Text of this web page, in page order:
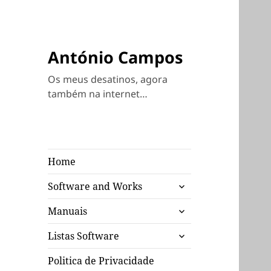
António Campos
Os meus desatinos, agora
também na internet…
Home
Software and Works
expandir
submenu
Manuais
expandir
submenu
Listas Software
expandir
submenu
Politica de Privacidade